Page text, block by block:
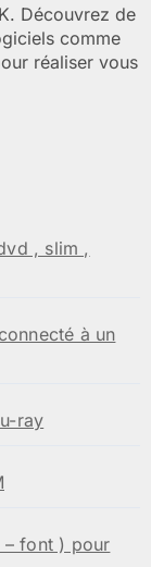
Découvrez de
comme
réaliser vous
, slim ,
à un
ray
– font ) pour